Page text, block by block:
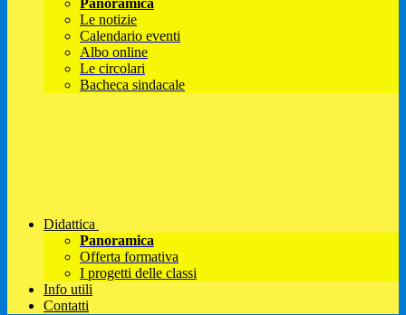
Panoramica
Le notizie
Calendario eventi
Albo online
Le circolari
Bacheca sindacale
Didattica
Panoramica
Offerta formativa
I progetti delle classi
Info utili
Contatti